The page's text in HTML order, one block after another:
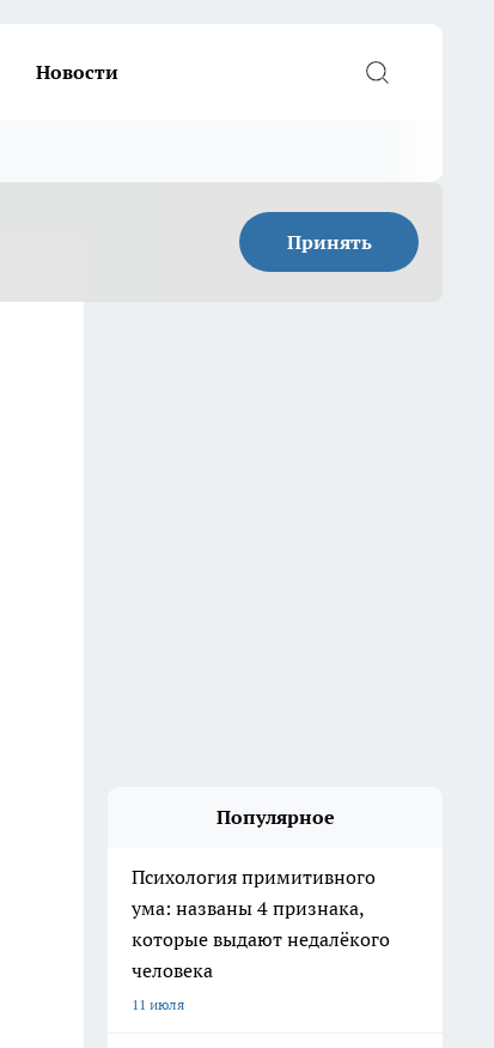
Новости
Принять
Популярное
Психология примитивного
ума: названы 4 признака,
которые выдают недалёкого
человека
11 июля